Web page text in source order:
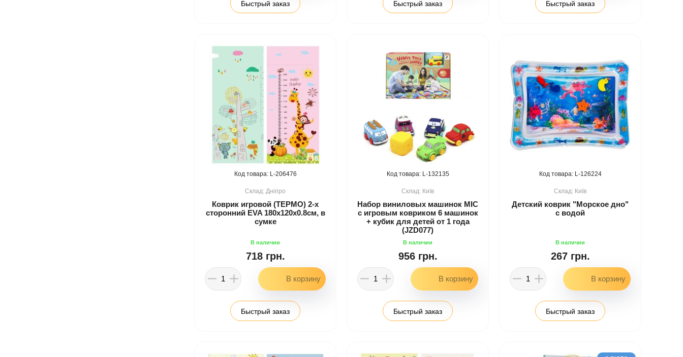
Быстрый заказ Быстрый заказ Быстрый заказ
206476
Дніпро
Коврик игровой (ТЕРМО) 2-х
сторонний EVA 180х120х0.8см, в
сумке
718 грн.
Быстрый заказ
132135
Київ
Набор виниловых машинок MIC
с игровым ковриком 6 машинок
+ кубик для детей от 1 года
(JZD077)
956 грн.
Быстрый заказ
126224
Київ
Детский коврик "Морское дно"
с водой
267 грн.
Быстрый заказ